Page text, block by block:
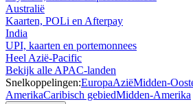
Australië
Kaarten, POLi en Afterpay
India
UPI, kaarten en portemonnees
Heel Azië-Pacific
Bekijk alle APAC-landen
Snelkoppelingen:EuropaAziëMidden-
AmerikaCaribisch gebiedMidden-Amerika